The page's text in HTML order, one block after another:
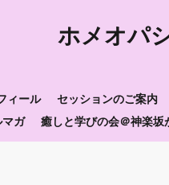
ホメオパ
ィール セッションのご案内
マガ
癒しと学びの会＠神楽坂